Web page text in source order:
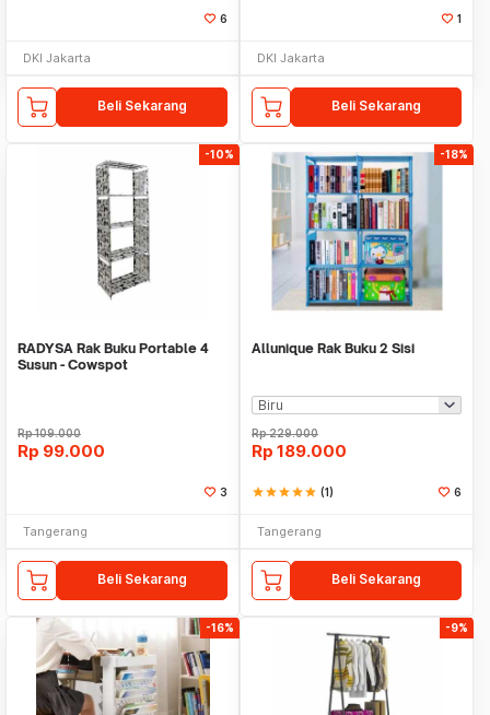
6
DKI Jakarta
Beli Sekarang
1
DKI Jakarta
Beli Sekarang
-10%
RADYSA Rak Buku Portable 4
Susun - Cowspot
Rp109.000
Rp 99.000
3
Tangerang
Beli Sekarang
-18%
Allunique Rak Buku 2 Sisi
Rp229.000
Rp 189.000
starstarstarstarstar (1) 6
Tangerang
Beli Sekarang
-16% -9%